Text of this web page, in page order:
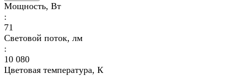
Мощность, Вт
:
71
Световой поток, лм
:
10 080
Цветовая температура, К